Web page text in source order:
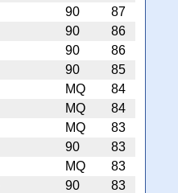
90
87
90
86
90
86
90
85
MQ
84
MQ
84
MQ
83
90
83
MQ
83
90
83